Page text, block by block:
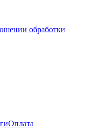
обработки
Оплата